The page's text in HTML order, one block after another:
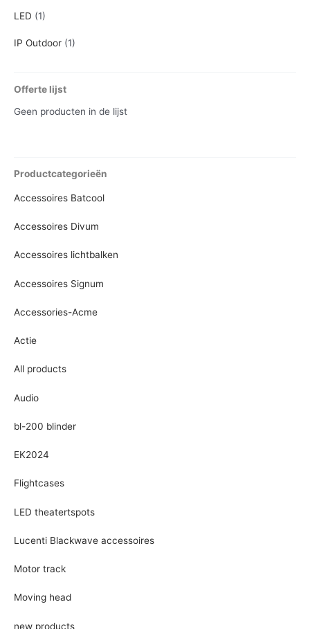
LED (1)
IP Outdoor (1)
Offerte lijst
Geen producten in de lijst
Productcategorieën
Accessoires Batcool
Accessoires Divum
Accessoires lichtbalken
Accessoires Signum
Accessories-Acme
Actie
All products
Audio
bl-200 blinder
EK2024
Flightcases
LED theatertspots
Lucenti Blackwave accessoires
Motor track
Moving head
new products